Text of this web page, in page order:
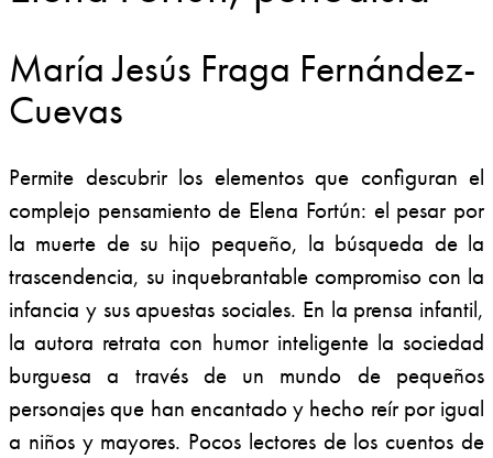
María Jesús Fraga Fernández-
Cuevas
Permite descubrir los elementos que configuran el
complejo pensamiento de Elena Fortún: el pesar por
la muerte de su hijo pequeño, la búsqueda de la
trascendencia, su inquebrantable compromiso con la
infancia y sus apuestas sociales. En la prensa infantil,
la autora retrata con humor inteligente la sociedad
burguesa a través de un mundo de pequeños
personajes que han encantado y hecho reír por igual
a niños y mayores. Pocos lectores de los cuentos de